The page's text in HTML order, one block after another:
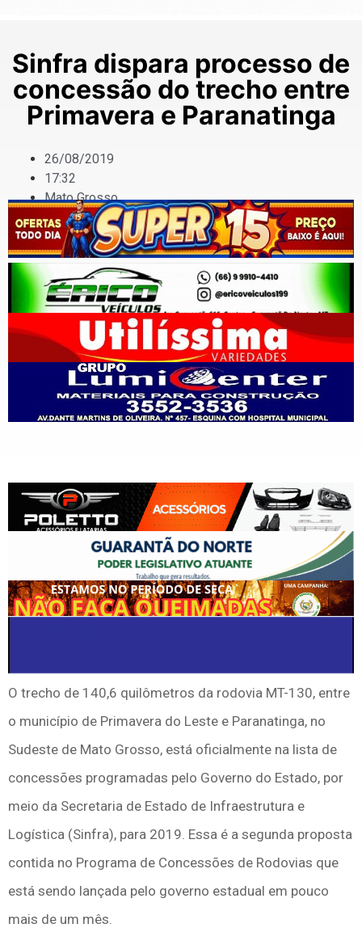
Sinfra dispara processo de
concessão do trecho entre
Primavera e Paranatinga
26/08/2019
17:32
Mato Grosso
O trecho de 140,6 quilômetros da rodovia MT-130, entre
o município de Primavera do Leste e Paranatinga, no
Sudeste de Mato Grosso, está oficialmente na lista de
concessões programadas pelo Governo do Estado, por
meio da Secretaria de Estado de Infraestrutura e
Logística (Sinfra), para 2019. Essa é a segunda proposta
contida no Programa de Concessões de Rodovias que
está sendo lançada pelo governo estadual em pouco
mais de um mês.